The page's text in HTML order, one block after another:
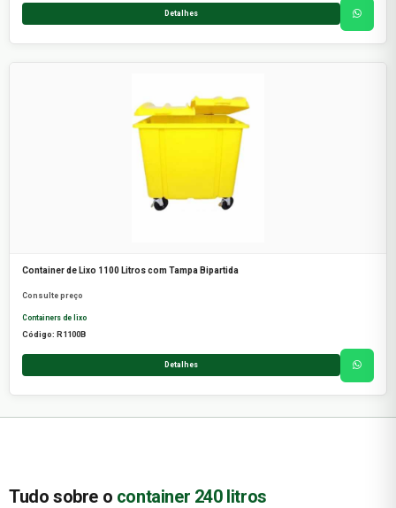
Detalhes
Container de Lixo 1100 Litros com Tampa Bipartida
Consulte preço
Containers de lixo
Código: R1100B
Detalhes
Tudo sobre o container 240 litros